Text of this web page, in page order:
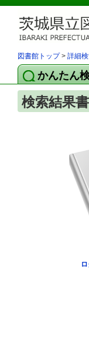
図書館トップ> 詳細
かんたん
検索結果